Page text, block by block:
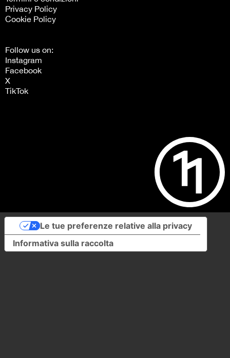
Privacy Policy
Cookie Policy
Follow us on:
Instagram
Facebook
X
TikTok
Informativa sulla raccolta
Le tue preferenze relative alla privacy